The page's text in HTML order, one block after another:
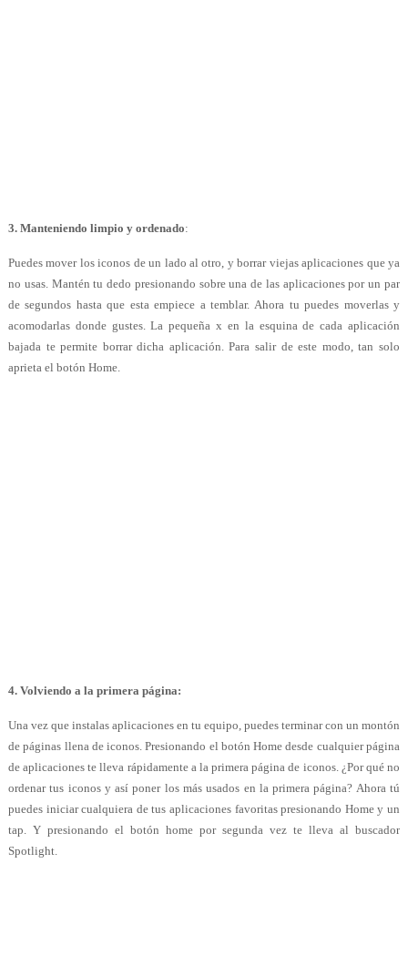
3. Manteniendo limpio y ordenado:
Puedes mover los iconos de un lado al otro, y borrar viejas aplicaciones que ya
no usas. Mantén tu dedo presionando sobre una de las aplicaciones por un par
de segundos hasta que esta empiece a temblar. Ahora tu puedes moverlas y
acomodarlas donde gustes. La pequeña x en la esquina de cada aplicación
bajada te permite borrar dicha aplicación. Para salir de este modo, tan solo
aprieta el botón Home.
4. Volviendo a la primera página:
Una vez que instalas aplicaciones en tu equipo, puedes terminar con un montón
de páginas llena de iconos. Presionando el botón Home desde cualquier página
de aplicaciones te lleva rápidamente a la primera página de iconos. ¿Por qué no
ordenar tus iconos y así poner los más usados en la primera página? Ahora tú
puedes iniciar cualquiera de tus aplicaciones favoritas presionando Home y un
tap. Y presionando el botón home por segunda vez te lleva al buscador
Spotlight.